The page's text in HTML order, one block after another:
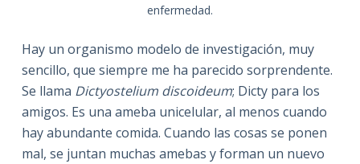
enfermedad.
Hay un organismo modelo de investigación, muy
sencillo, que siempre me ha parecido sorprendente.
Se llama Dictyostelium discoideum; Dicty para los
amigos. Es una ameba unicelular, al menos cuando
hay abundante comida. Cuando las cosas se ponen
mal, se juntan muchas amebas y forman un nuevo